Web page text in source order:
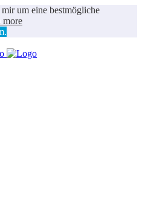
um eine bestmögliche
more